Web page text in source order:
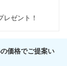
ゼント！
価格でご提案い